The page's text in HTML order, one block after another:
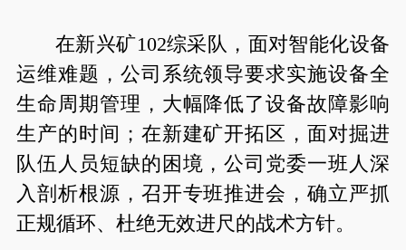
在新兴矿102综采队，面对智能化设备
运维难题，公司系统领导要求实施设备全
生命周期管理，大幅降低了设备故障影响
生产的时间；在新建矿开拓区，面对掘进
队伍人员短缺的困境，公司党委一班人深
入剖析根源，召开专班推进会，确立严抓
正规循环、杜绝无效进尺的战术方针。